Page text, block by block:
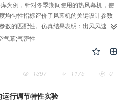
为例，针对冬季期间使用的热风幕机，使
均匀性指标评价了风幕机的关键设计参数
数的匹配性。仿真结果表明：出风风速从
增加71.8%；10°~20°的送风角度可比垂
的出风温度不会显著影响风幕密封性能，
显著影响；环境风向和温度对风幕泄露量
但室外风速超过2.6 m/s时热风幕的密封效
助密封措施。
气幕;气密性
1397
| 1175 | 0
行调节特性实验